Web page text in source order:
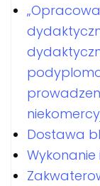
Dostawa